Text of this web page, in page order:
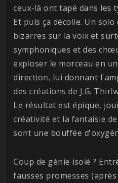
ceux-là ont tapé dans les
Et puis ça décolle. Un
bizarres sur la voix et
symphoniques et des
exploser le morceau en
direction, lui donnant
des créations de J.G.
Le résultat est épique,
créativité et la fantaisie de
sont une bouffée
Coup de génie isolé ?
fausses promesses